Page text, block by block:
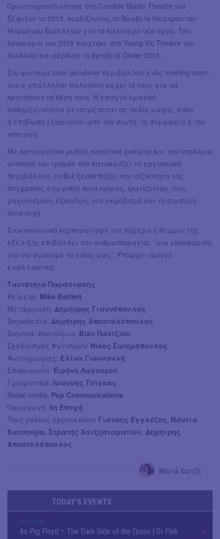
Πρωτοπαρουσιάστηκε στο Crucible Studio Theatre του
Σέφιλντ το 2013, κερδίζοντας το Βραβείο Θεάτρου του
Ηνωμένου Βασιλείου για το καλύτερο νέο έργο. Τον
Ιανουάριο του 2015 παίχτηκε στο Young Vic Theatre του
Λονδίνου και κέρδισε το βραβείο Olivier 2015.
Στο φαινομενικά ακίνδυνο περιβάλλον ενός meeting room,
τρεις υπάλληλοι παλεύουν μέχρι τέλους για να
κρατήσουν τη θέση τους. Η επαγγελματική
καθημερινότητα μετατρέπεται σε πεδίο μάχης, όπου
η επιβίωση εξαρτάται από την σιωπή, τη συμμαχία ή την
υποταγή.
Με καταιγιστικό ρυθμό, καυστικό χιούμορ και την υποδόρια
αίσθηση του τρόμου που κατακλύζει το εργασιακό
περιβάλλον, το Bull ξεσκεπάζει την τοξικότητα της
σύγχρονης εταιρικής κουλτούρας, φωτίζοντας τους
μηχανισμούς εξουσίας, τον εκφοβισμό και τη σιωπηλή
συνενοχή.
Στον κοινωνικό κορπορατισμό του σήμερα η θεωρία της
εξέλιξης επιβάλλει την ανθρωποφαγία, ‘’μια εκκαθάριση
για να σώσουμε το είδος μας’’. Υπάρχει άραγε
εναλλακτική;
Ταυτότητα Παράστασης
Κείμενο: Mike Bartlett
Μετάφραση: Δημήτρης Γιαννόπουλος
Σκηνοθεσία: Δημήτρης Αποστολόπουλος
Σκηνικά- Κοστούμια: Βίκυ Πάντζιου
Σχεδιασμός Φωτισμών: Νίκος Σωτηρόπουλος
Φωτογραφίες: Ελίνα Γιουνανλή
Επικοινωνία: Ειρήνη Λαγουρού
Γραφιστικά: Ιωάννης Τσίγκας
Social media: Pop Communications
Παραγωγή: 5η Εποχή
Τους ρόλους ερμηνεύουν: Γιάννης Εγγλέζος, Νάντια
Κατσούρα, Στρατής Χατζησταματίου, Δημήτρης
Αποστολόπουλος
Μαντώ Χαντζή
TODAY'S EVENTS
OUTDΟORS
4ο Pig Floyd – The Dark Side of the Γρουν | Οι Pink